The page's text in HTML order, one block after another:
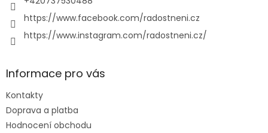
https://www.facebook.com/radostneni.cz
https://www.instagram.com/radostneni.cz/
Informace pro vás
Kontakty
Doprava a platba
Hodnocení obchodu